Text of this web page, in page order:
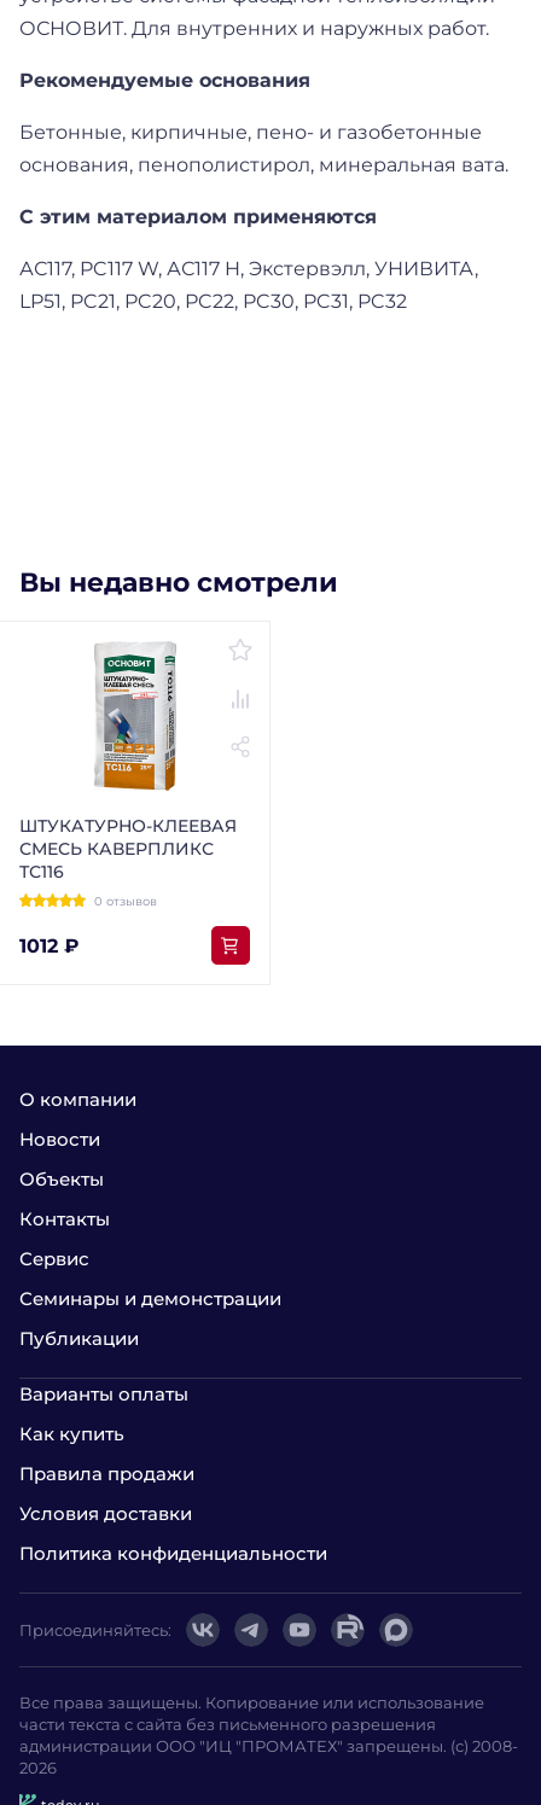
ОСНОВИТ. Для внутренних и наружных работ.
Рекомендуемые основания
Бетонные, кирпичные, пено- и газобетонные
основания, пенополистирол, минеральная вата.
С этим материалом применяются
АС117, PC117 W, АС117 H, Экстервэлл, УНИВИТА,
LP51, PC21, PC20, PC22, PC30, PC31, PC32
Вы недавно смотрели
ШТУКАТУРНО-КЛЕЕВАЯ
СМЕСЬ КАВЕРПЛИКС
ТС116
0 отзывов
1012 ₽
О компании
Новости
Объекты
Контакты
Сервис
Семинары и демонстрации
Публикации
Варианты оплаты
Как купить
Правила продажи
Условия доставки
Политика конфиденциальности
Все права защищены. Копирование или использование
части текста с сайта без письменного разрешения
администрации ООО "ИЦ "ПРОМАТЕХ" запрещены. (с) 2008-
2026
Присоединяйтесь: